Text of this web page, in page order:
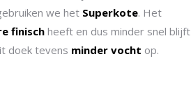
we het Superkote. Het
finischheeft en dus minder snel blijft
doek tevens minder vocht op.